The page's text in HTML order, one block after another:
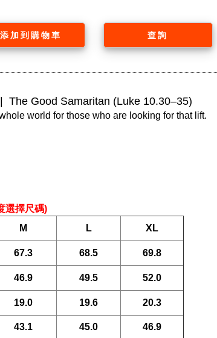
添加到購物車 查詢
The Good Samaritan (Luke 10.30–35)
world for those who are looking for that lift.
選擇尺碼)
M L XL
67.3 68.5 69.8
46.9 49.5 52.0
19.0 19.6 20.3
43.1 45.0 46.9